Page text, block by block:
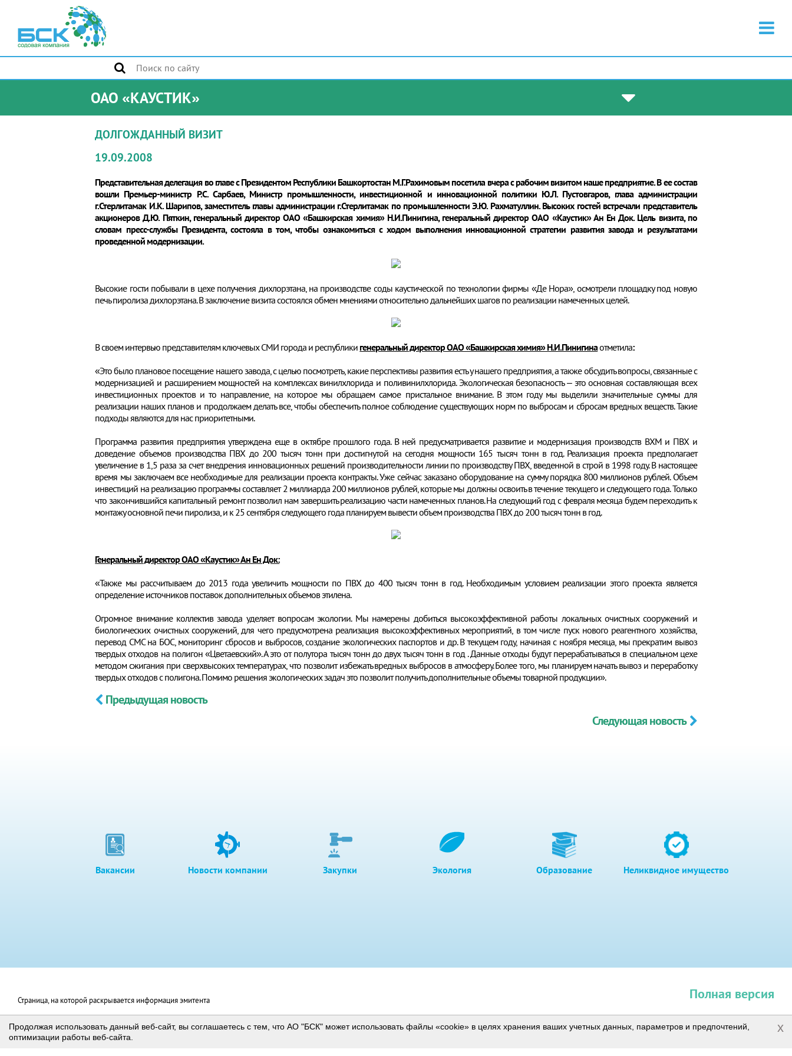
ОАО «КАУСТИК»
ДОЛГОЖДАННЫЙ ВИЗИТ
19.09.2008
Представительная делегация во главе с Президентом Республики Башкортостан М.Г.Рахимовым посетила вчера с рабочим визитом наше предприятие. В ее состав
вошли Премьер-министр Р.С. Сарбаев, Министр промышленности, инвестиционной и инновационной политики Ю.Л. Пустовгаров, глава администрации
г.Стерлитамак И.К. Шарипов, заместитель главы администрации г.Стерлитамак по промышленности Э.Ю. Рахматуллин. Высоких гостей встречали представитель
акционеров Д.Ю. Пяткин, генеральный директор ОАО «Башкирская химия» Н.И.Пинигина, генеральный директор ОАО «Каустик» Ан Ен Док. Цель визита, по
словам пресс-службы Президента, состояла в том, чтобы ознакомиться с ходом выполнения инновационной стратегии развития завода и результатами
проведенной модернизации.
Высокие гости побывали в цехе получения дихлорэтана, на производстве соды каустической по технологии фирмы «Де Нора», осмотрели площадку под новую
печь пиролиза дихлорэтана. В заключение визита состоялся обмен мнениями относительно дальнейших шагов по реализации намеченных целей.
В своем интервью представителям ключевых СМИ города и республикигенеральный директор ОАО «Башкирская химия» Н.И.Пинигинаотметила:
«Это было плановое посещение нашего завода, с целью посмотреть, какие перспективы развития есть у нашего предприятия, а также обсудить вопросы, связанные с
модернизацией и расширением мощностей на комплексах винилхлорида и поливинилхлорида. Экологическая безопасность – это основная составляющая всех
инвестиционных проектов и то направление, на которое мы обращаем самое пристальное внимание. В этом году мы выделили значительные суммы для
реализации наших планов и продолжаем делать все, чтобы обеспечить полное соблюдение существующих норм по выбросам и сбросам вредных веществ. Такие
подходы являются для нас приоритетными.
Программа развития предприятия утверждена еще в октябре прошлого года. В ней предусматривается развитие и модернизация производств ВХМ и ПВХ и
доведение объемов производства ПВХ до 200 тысяч тонн при достигнутой на сегодня мощности 165 тысяч тонн в год. Реализация проекта предполагает
увеличение в 1,5 раза за счет внедрения инновационных решений производительности линии по производству ПВХ, введенной в строй в 1998 году. В настоящее
время мы заключаем все необходимые для реализации проекта контракты. Уже сейчас заказано оборудование на сумму порядка 800 миллионов рублей. Объем
инвестиций на реализацию программы составляет 2 миллиарда 200 миллионов рублей, которые мы должны освоить в течение текущего и следующего года. Только
что закончившийся капитальный ремонт позволил нам завершить реализацию части намеченных планов. На следующий год с февраля месяца будем переходить к
монтажу основной печи пиролиза, и к 25 сентября следующего года планируем вывести объем производства ПВХ до 200 тысяч тонн в год.
Генеральный директор ОАО «Каустик» Ан Ен Док:
«Также мы рассчитываем до 2013 года увеличить мощности по ПВХ до 400 тысяч тонн в год. Необходимым условием реализации этого проекта является
определение источников поставок дополнительных объемов этилена.
Огромное внимание коллектив завода уделяет вопросам экологии. Мы намерены добиться высокоэффективной работы локальных очистных сооружений и
биологических очистных сооружений, для чего предусмотрена реализация высокоэффективных мероприятий, в том числе пуск нового реагентного хозяйства,
перевод СМС на БОС, мониторинг сбросов и выбросов, создание экологических паспортов и др. В текущем году, начиная с ноября месяца, мы прекратим вывоз
твердых отходов на полигон «Цветаевский». А это от полутора тысяч тонн до двух тысяч тонн в год . Данные отходы будут перерабатываться в специальном цехе
методом сжигания при сверхвысоких температурах, что позволит избежать вредных выбросов в атмосферу. Более того, мы планируем начать вывоз и переработку
твердых отходов с полигона. Помимо решения экологических задач это позволит получить дополнительные объемы товарной продукции».
Предыдущая новость
Следующая новость
Вакансии Новости компании Закупки Экология Образование Неликвидное имущество
Страница, на которой раскрывается информация эмитента
Полная версия
Продолжая использовать данный веб-сайт, вы соглашаетесь с тем, что АО "БСК" может использовать файлы «cookie» в целях хранения ваших учетных данных, параметров и предпочтений,
оптимизации работы веб-сайта.
x